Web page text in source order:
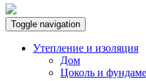
Toggle navigation
Утепление и изоляция
Дом
Цоколь и